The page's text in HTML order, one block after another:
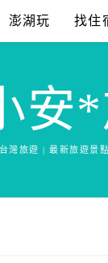
澎湖玩 找住
安
台灣旅遊 | 最新旅遊景